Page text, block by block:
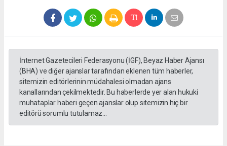
İnternet Gazetecileri Federasyonu (İGF), Beyaz Haber Ajansı
(BHA) ve diğer ajanslar tarafından eklenen tüm haberler,
sitemizin editörlerinin müdahalesi olmadan ajans
kanallarından çekilmektedir. Bu haberlerde yer alan hukuki
muhataplar haberi geçen ajanslar olup sitemizin hiç bir
editörü sorumlu tutulamaz...